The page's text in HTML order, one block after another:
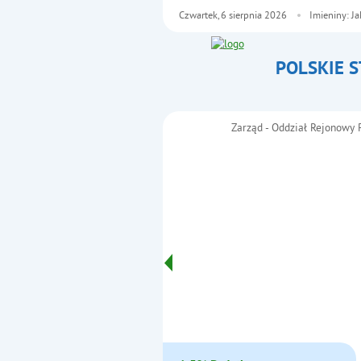
POLSKIE
Czwartek, 6 sierpnia 2026 Imieniny:
Menu główneZarząd - Oddział Rejonowy